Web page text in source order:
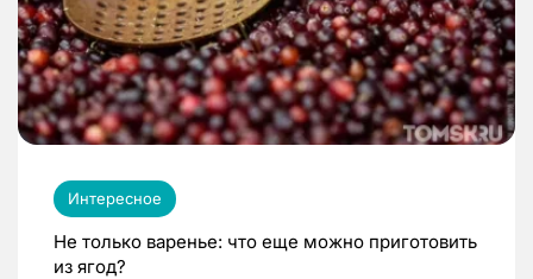
Интересное
Не только варенье: что еще можно приготовить
из ягод?